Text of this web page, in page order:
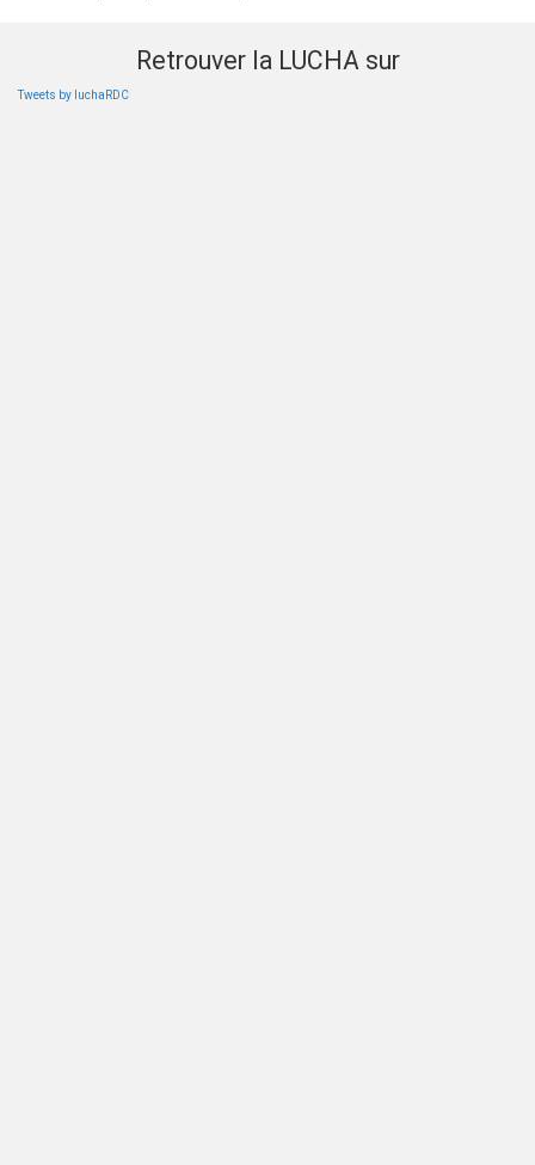
Retrouver la LUCHA sur
Tweets by luchaRDC